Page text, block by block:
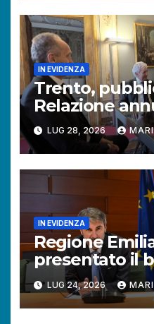
IN EVIDENZA
Trento,
Relazione
Difensore
Provincia
LUG 28, 2026
IN EVIDENZA
Regione
presentato il
attività del
Aumentano
cittadini.
LUG 24, 2026